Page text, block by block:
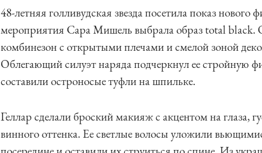
48-летняя голливудская звезда посетила показ
мероприятия Сара Мишель выбрала образ total black.
комбинезон с открытыми плечами и смелой зоной
Облегающий силуэт наряда подчеркнул ее стройную
составили остроносые туфли на шпильке.
Геллар сделали броский макияж с акцентом на глаза,
винного оттенка. Ее светлые волосы уложили